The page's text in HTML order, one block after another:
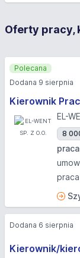
Oferty pracy,
Kierownik
EL-
8
Polecana
Dodana 9 sierpnia
Kierownik/
Dodana 6 sierpnia